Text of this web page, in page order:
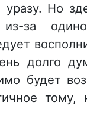
уразу. Но
за
долго
будет
тому,